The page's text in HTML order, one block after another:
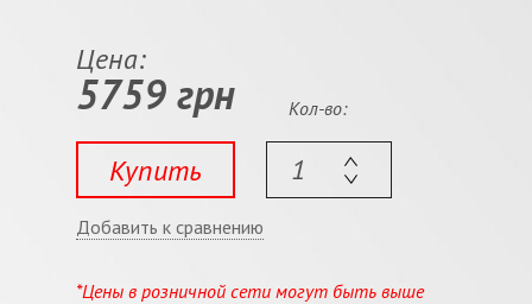
Цена:
5759 грн
Купить
Кол-во:
Добавить к сравнению
*Цены в розничной сети могут быть выше